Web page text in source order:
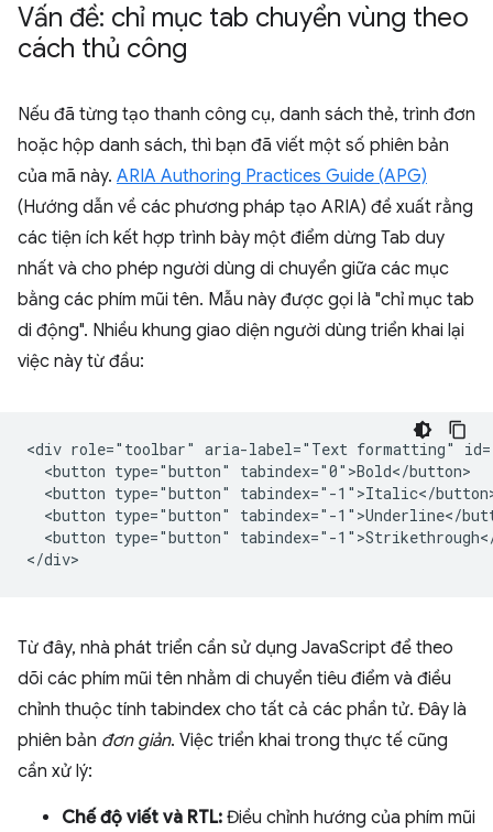
Vấn đề: chỉ mục tab chuyển vùng theo
cách thủ công
Nếu đã từng tạo thanh công cụ, danh sách thẻ, trình đơn
hoặc hộp danh sách, thì bạn đã viết một số phiên bản
của mã này. ARIA Authoring Practices Guide (APG)
(Hướng dẫn về các phương pháp tạo ARIA) đề xuất rằng
các tiện ích kết hợp trình bày một điểm dừng Tab duy
nhất và cho phép người dùng di chuyển giữa các mục
bằng các phím mũi tên. Mẫu này được gọi là "chỉ mục tab
di động". Nhiều khung giao diện người dùng triển khai lại
việc này từ đầu:
<div role="toolbar" aria-label="Text formatting"
  <button type="button" tabindex="0">Bold</button>
<button type="button" tabindex="-1">Italic</
<button type="button" tabindex="-1">Underline</
<button type="button" tabindex="-
Từ đây, nhà phát triển cần sử dụng JavaScript để theo
dõi các phím mũi tên nhằm di chuyển tiêu điểm và điều
chỉnh thuộc tính tabindex cho tất cả các phần tử. Đây là
phiên bản đơn giản. Việc triển khai trong thực tế cũng
cần xử lý:
Chế độ viết và RTL: Điều chỉnh hướng của phím mũi